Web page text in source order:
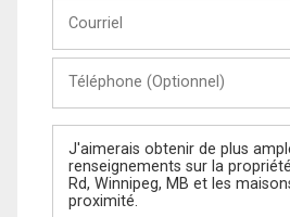
(Optionnel)
Message